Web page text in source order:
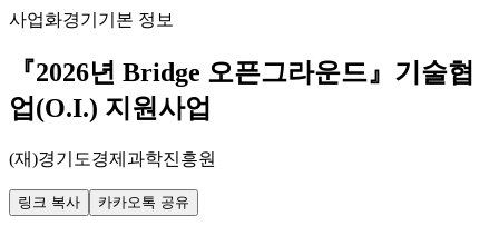
사업화경기 기본 정보
『2026년 Bridge 오픈그라운드』기술협
업(O.I.) 지원사업
(재)경기도경제과학진흥원
링크 복사 카카오톡 공유